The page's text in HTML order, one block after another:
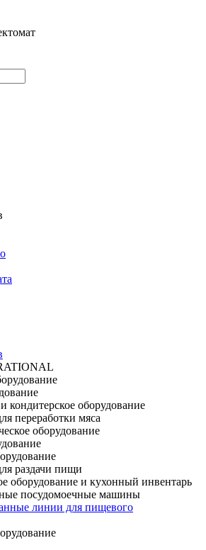
кондитерское оборудование
переработки мяса
оборудование
раздачи пищи
оборудование и кухонный инвентарь
посудомоечные машины
линии для пищевого